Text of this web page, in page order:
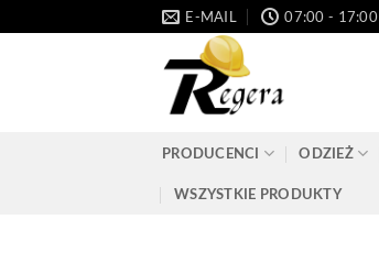
do
E-MAIL 07:00 - 17:00
PRODUCENCI ODZIEŻ
WSZYSTKIE PRODUKTY